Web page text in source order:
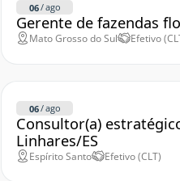
06/ago
Gerente de fazendas
Mato Grosso do Sul Efetivo
06/ago
Consultor(a)
Linhares/ES
Espírito Santo Efetivo (CLT)